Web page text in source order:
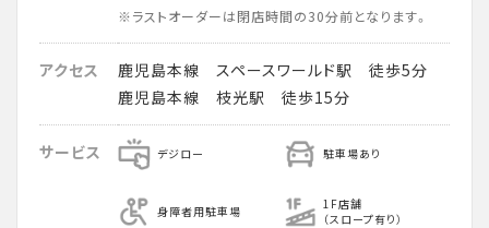
※ラストオーダーは閉店時間の30分前となります。
アクセス
鹿児島本線 スペースワールド駅 徒歩5分
鹿児島本線 枝光駅 徒歩15分
サービス デジロー 駐車場あり
身障者用駐車場
1F店舗
（スロープ有り）